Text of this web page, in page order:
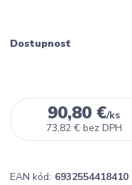
Dostupnosť
90,80 €/ks
73,82 € bez DPH
EAN kód: 6932554418410